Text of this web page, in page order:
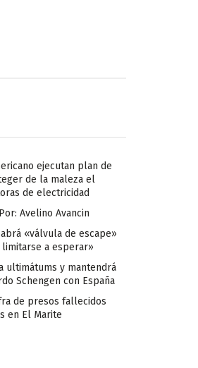
ejecutan plan de
de la maleza el
de electricidad
Avelino Avancin
«válvula de escape»
limitarse a esperar»
ultimátums y mantendrá
Schengen con España
de presos fallecidos
en El Marite